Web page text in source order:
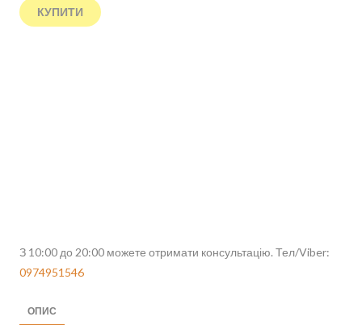
КУПИТИ
З 10:00 до 20:00 можете отримати консультацію. Тел/Viber:
0974951546
ОПИС